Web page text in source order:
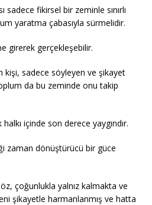
fikirsel bir zeminle sınırlı
yaratma çabasıyla sürmelidir.
girerek gerçekleşebilir.
kişi, sadece söyleyen ve şikayet
da bu zeminde onu takip
içinde son derece yaygındır.
zaman dönüştürücü bir güce
çoğunlukla yalnız kalmakta ve
şikayetle harmanlanmış ve hatta